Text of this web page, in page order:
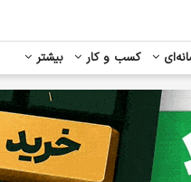
کسب و کار بیشتر